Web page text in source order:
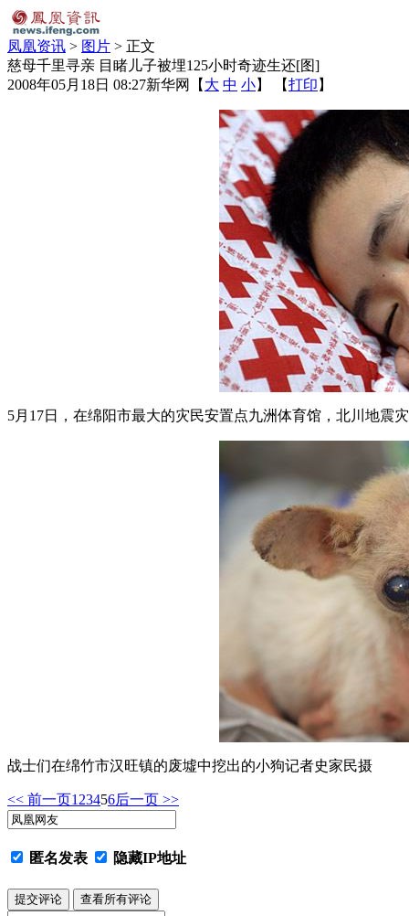
凤凰资讯 > 图片 > 正文
慈母千里寻亲 目睹儿子被埋125小时奇迹生还[图]
2008年05月18日 08:27新华网 【 大 中 小】 【打印 】
5月17日，在绵阳市最大的灾民安置点九洲体育馆，北川地震
战士们在绵竹市汉旺镇的废墟中挖出的小狗记者史家民摄
<< 前一页1 23456后一页 >>
匿名发表 隐藏IP地址